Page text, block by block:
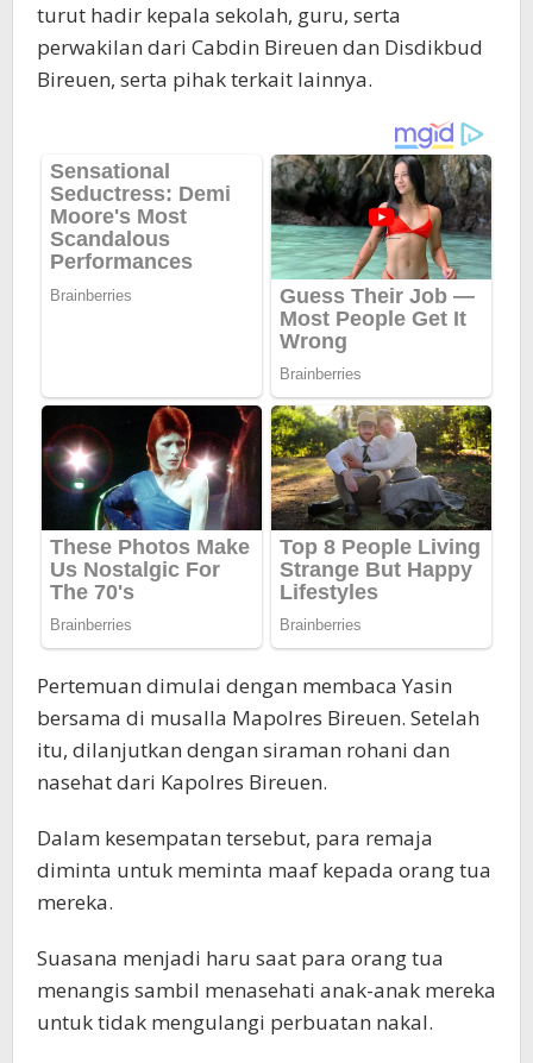
turut hadir kepala sekolah, guru, serta
perwakilan dari Cabdin Bireuen dan Disdikbud
Bireuen, serta pihak terkait lainnya.
Pertemuan dimulai dengan membaca Yasin
bersama di musalla Mapolres Bireuen. Setelah
itu, dilanjutkan dengan siraman rohani dan
nasehat dari Kapolres Bireuen.
Dalam kesempatan tersebut, para remaja
diminta untuk meminta maaf kepada orang tua
mereka.
Suasana menjadi haru saat para orang tua
menangis sambil menasehati anak-anak mereka
untuk tidak mengulangi perbuatan nakal.